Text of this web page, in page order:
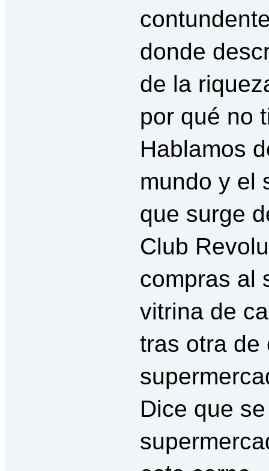
donde
de la
por qué no
Hablamos
mundo y el
que surge
Club
compras al
vitrina de
tras otra de
Dice que